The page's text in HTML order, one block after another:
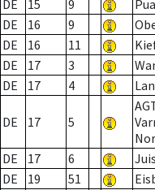
DE
15 9
DE
16 9
DE
16 11
DE
17 3
DE
17 4
DE 17 5
DE 17 6
DE
19 51